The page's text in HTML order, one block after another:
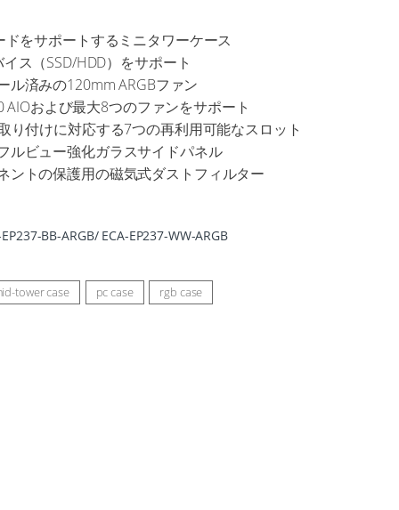
ドをサポートするミニタワーケース
ス（SSD/HDD）をサポート
ル済みの120mm ARGBファン
AIOおよび最大8つのファンをサポート
り付けに対応する7つの再利用可能なスロット
ルビュー強化ガラスサイドパネル
ントの保護用の磁気式ダストフィルター
BB-ARGB/ ECA-EP237-WW-ARGB
tower case pc case rgb case